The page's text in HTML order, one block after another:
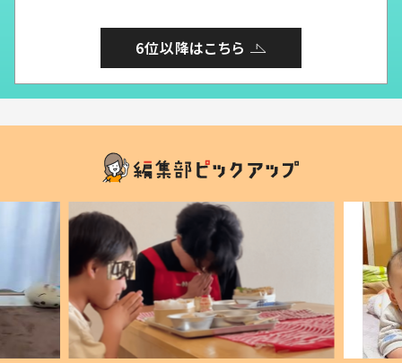
6位以降はこちら